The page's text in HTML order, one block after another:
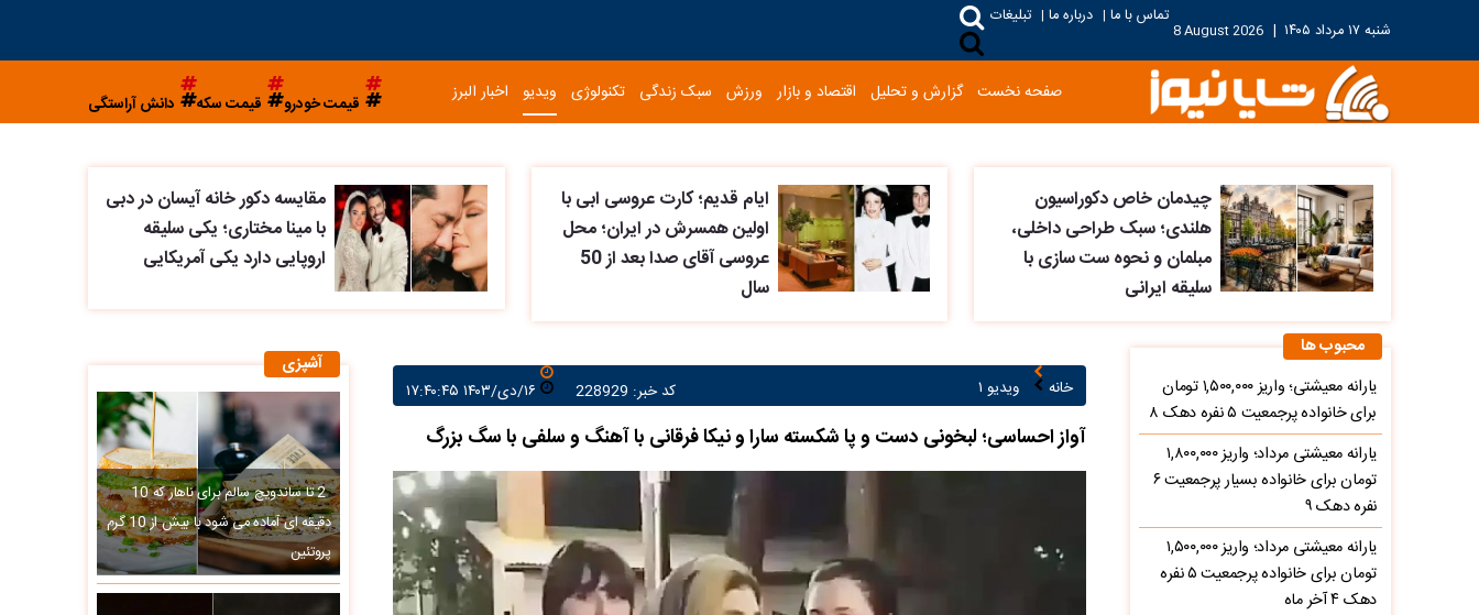
شنبه ۱۷ مرداد ۱۴۰۵ |
8 August 2026
تماس با ما | درباره ما | تبلیغات
صفحه نخست گزارش و تحلیل اقتصاد و بازار ورزش سبک زندگی تکنولوژی ویدیو اخبار البرز
قیمت خودرو قیمت سکه دانش آراستگی
چیدمان خاص دکوراسیون
هلندی؛ سبک طراحی داخلی،
مبلمان و نحوه ست سازی با
سلیقه ایرانی
ایام قدیم؛ کارت عروسی ابی با
اولین همسرش در ایران؛ محل
عروسی آقای صدا بعد از 50
سال
مقایسه دکور خانه آیسان در دبی
با مینا مختاری؛ یکی سلیقه
اروپایی دارد یکی آمریکایی
خانه ویدیو ۱ کد خبر: 228929
آواز احساسی؛ لبخونی دست و پا شکسته سارا و نیکا فرقانی با آهنگ و سلفی با سگ بزرگ
آشپزی
2 تا ساندویچ سالم برای ناهار که 10
دقیقه ای آماده می شود با بیش از 10 گرم
پروتئین
محبوب ها
یارانه معیشتی؛ واریز ۱,۵۰۰,۰۰۰ تومان
برای خانواده پرجمعیت ۵ نفره دهک ۸
یارانه معیشتی مرداد؛ واریز ۱,۸۰۰,۰۰۰
تومان برای خانواده بسیار پرجمعیت ۶
نفره دهک ۹
یارانه معیشتی مرداد؛ واریز ۱,۵۰۰,۰۰۰
تومان برای خانواده پرجمعیت ۵ نفره
دهک ۴ آخر ماه